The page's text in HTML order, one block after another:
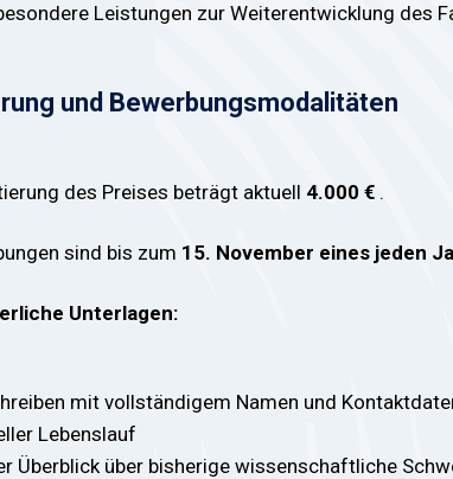
Leistungen zur Weiterentwicklung des
und Bewerbungsmodalitäten
des Preises beträgt aktuell 4.000 € .
sind bis zum 15. November eines jeden
Unterlagen:
mit vollständigem Namen und
Lebenslauf
Überblick über bisherige wissenschaftliche